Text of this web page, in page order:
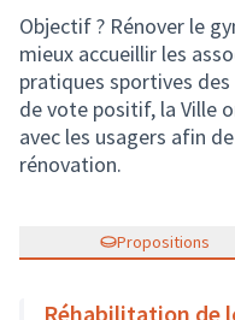
Objectif ? Rénover le
mieux accueillir les
pratiques sportives
de vote positif, la Ville
avec les usagers afin
rénovation.
Propositions
Réhabilitation de